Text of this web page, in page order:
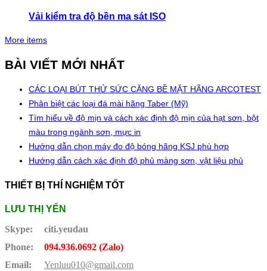
Vải kiểm tra độ bền ma sát ISO
More items
BÀI VIẾT MỚI NHẤT
CÁC LOẠI BÚT THỬ SỨC CĂNG BỀ MẶT HÃNG ARCOTEST
Phân biệt các loại đá mài hãng Taber (Mỹ)
Tìm hiểu về độ mịn và cách xác định độ mịn của hạt sơn, bột
màu trong ngành sơn, mực in
Hướng dẫn chọn máy đo độ bóng hãng KSJ phù hợp
Hướng dẫn cách xác định độ phủ màng sơn, vật liệu phủ
THIẾT BỊ THÍ NGHIỆM TỐT
LƯU THỊ YẾN
Skype:
citi.yeudau
Phone:
094.936.0692 (Zalo)
Email:
Yenluu010@gmail.com